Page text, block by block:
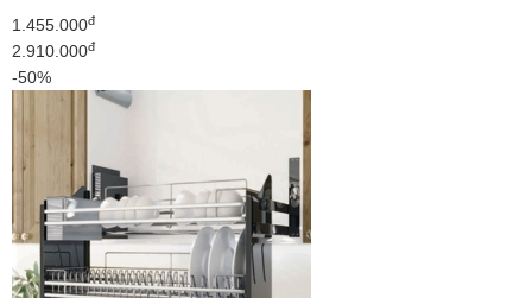
1.455.000đ
2.910.000đ
-50%